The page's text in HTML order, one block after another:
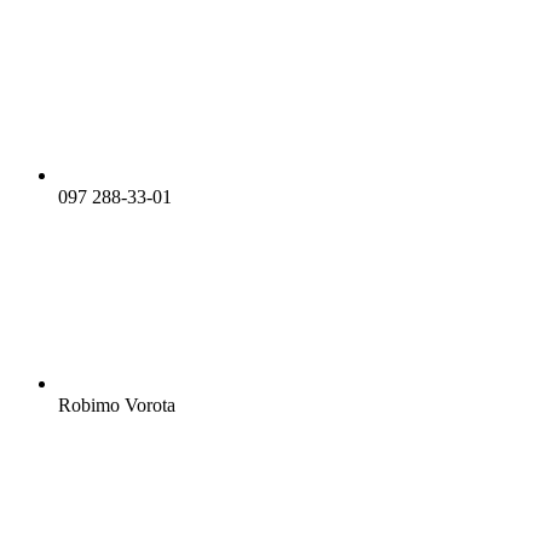
097 288-33-01
Robimo Vorota